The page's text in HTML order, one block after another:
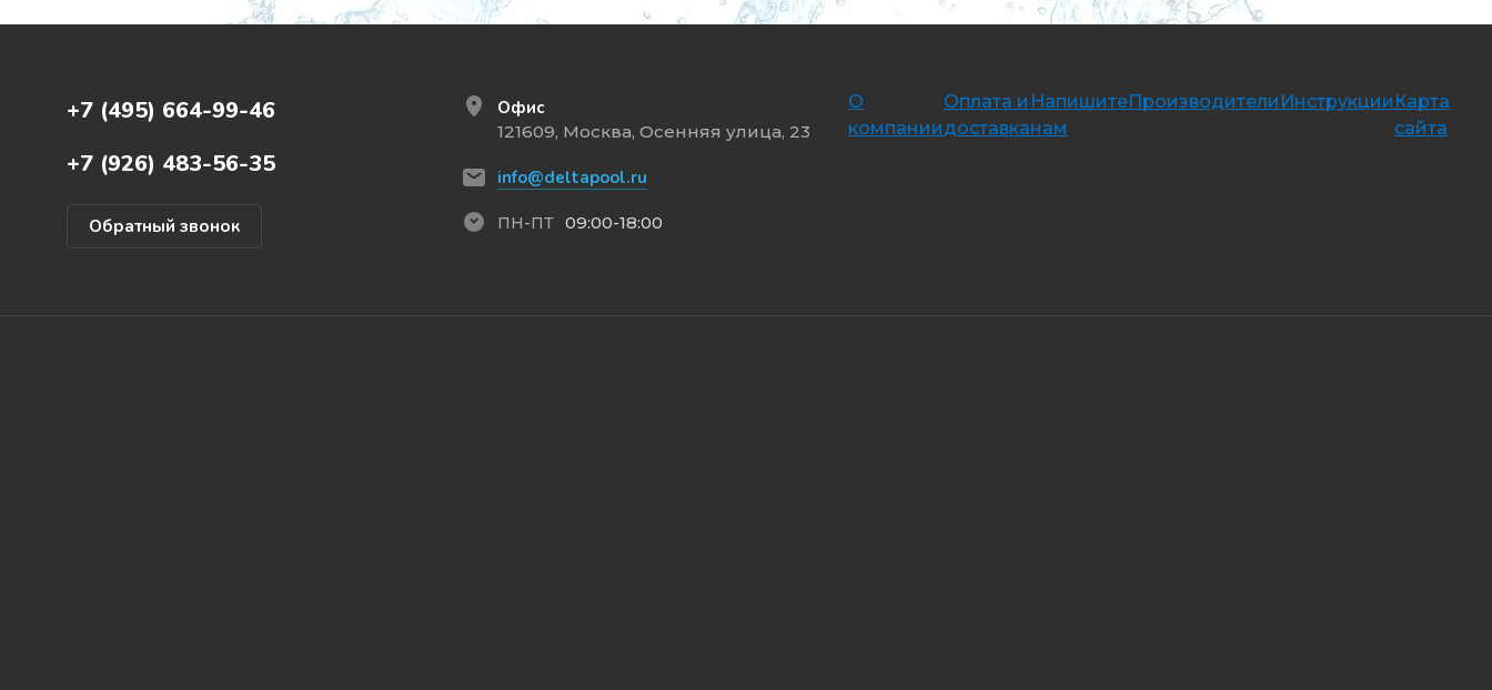
+7 (495) 664-99-46
+7 (926) 483-56-35
Обратный звонок
Офис
121609, Москва, Осенняя улица, 23
info@deltapool.ru
ПН-ПТ 09:00-18:00
О
компании
Оплата и
доставка
Напишите
нам
Производители Инструкции Карта
сайта